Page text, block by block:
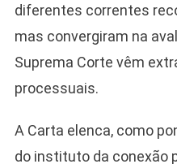
diferentes correntes
mas convergiram na
Suprema Corte vêm
processuais.
A Carta elenca, como
do instituto da conexão